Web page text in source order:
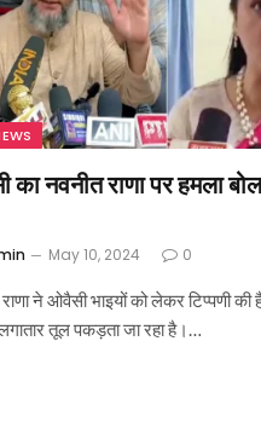
नवनीत राणा पर हमला
May 10, 2024 0
ने ओवैसी भाइयों को लेकर टिप्पणी
तूल पकड़ता जा रहा है।…